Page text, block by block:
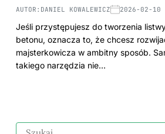
AUTOR: DANIEL KOWALEWICZ 2026-02-10
Jeśli przystępujesz do tworzenia
betonu, oznacza to, że chcesz
majsterkowicza w ambitny sposób.
takiego narzędzia nie…